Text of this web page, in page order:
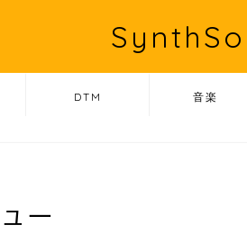
DTM 音楽
ー